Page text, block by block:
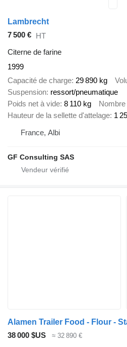
Lambrecht
7 500 € HT
Citerne de farine
1999
Capacité de charge 29 890 kg
Suspension ressort/pneumatique
Poids net à vide 8 110 kg
Hauteur de la sellette d'attelage 1
France, Albi
GF Consulting SAS
Alamen Trailer Food - Flour -
38 000 $US
≈ 32 890 €